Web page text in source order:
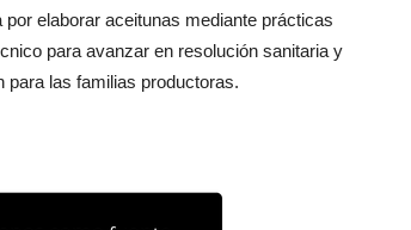
elaborar aceitunas mediante prácticas
para avanzar en resolución sanitaria y
para las familias productoras.